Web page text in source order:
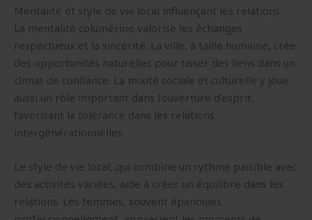
Mentalité et style de vie local influençant les relations
La mentalité columérine valorise les échanges
respectueux et la sincérité. La ville, à taille humaine, crée
des opportunités naturelles pour tisser des liens dans un
climat de confiance. La mixité sociale et culturelle y joue
aussi un rôle important dans l’ouverture d’esprit,
favorisant la tolérance dans les relations
intergénérationnelles.
Le style de vie local, qui combine un rythme paisible avec
des activités variées, aide à créer un équilibre dans les
relations. Les femmes, souvent épanouies